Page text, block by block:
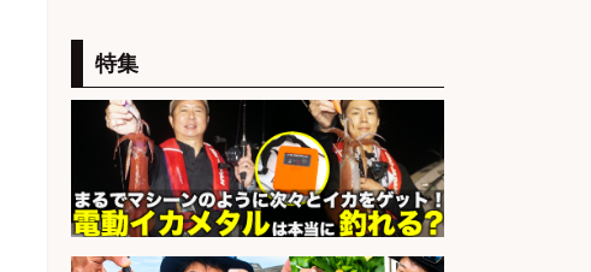
未経験歓迎/釣り具メーカーでのル
ート営業/釣りや釣具などの知識必
須/残業なし
会社名 株式会社天龍
sponsored by 求人ボックス
特集